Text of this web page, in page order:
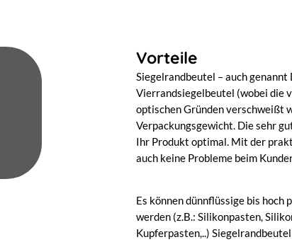
Vorteile
Siegelrandbeutel – auch
Vierrandsiegelbeutel (wobei die
optischen Gründen verschweißt
Verpackungsgewicht. Die sehr
Ihr Produkt optimal. Mit der
auch keine Probleme beim
Es können dünnflüssige bis
werden (z.B.: Silikonpasten,
Kupferpasten,..)